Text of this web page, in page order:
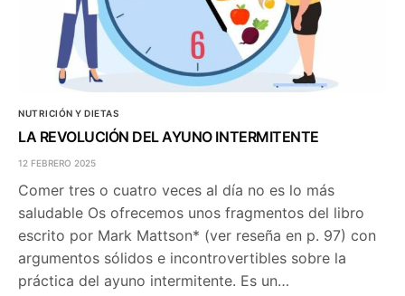
NUTRICIÓN Y DIETAS
LA REVOLUCIÓN DEL AYUNO INTERMITENTE
12 FEBRERO 2025
Comer tres o cuatro veces al día no es lo más
saludable Os ofrecemos unos fragmentos del libro
escrito por Mark Mattson* (ver reseña en p. 97) con
argumentos sólidos e incontrovertibles sobre la
práctica del ayuno intermitente. Es un…